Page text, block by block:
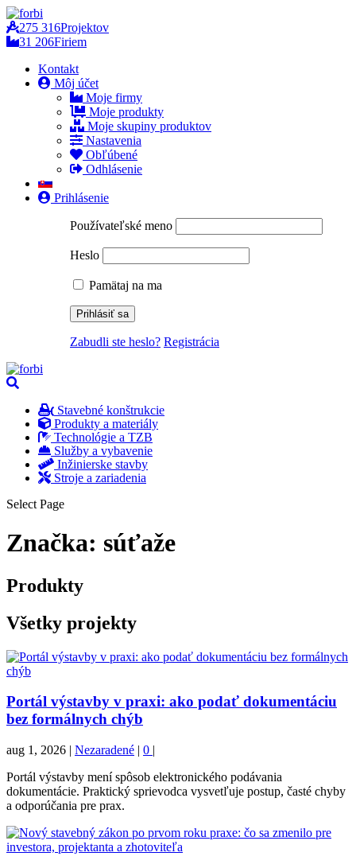
275 316Projektov
31 206Firiem
Kontakt
Môj účet
Moje firmy
Moje produkty
Moje skupiny produktov
Nastavenia
Obľúbené
Odhlásenie
Prihlásenie
Používateľské meno
Heslo
Pamätaj na ma
Zabudli ste heslo? Registrácia
Stavebné konštrukcie
Produkty a materiály
Technológie a TZB
Služby a vybavenie
Inžinierske stavby
Stroje a zariadenia
Select Page
Značka: súťaže
Produkty
Všetky projekty
Portál výstavby v praxi: ako podať dokumentáciu
bez formálnych chýb
aug 1, 2026 | Nezaradené | 0 |
Portál výstavby mení spôsob elektronického podávania
dokumentácie. Praktický sprievodca vysvetľuje postup, časté chyby
a odporúčania pre prax.